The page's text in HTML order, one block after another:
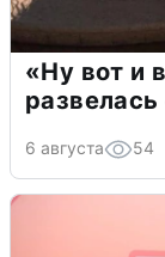
«Ну вот и
6 августа 54